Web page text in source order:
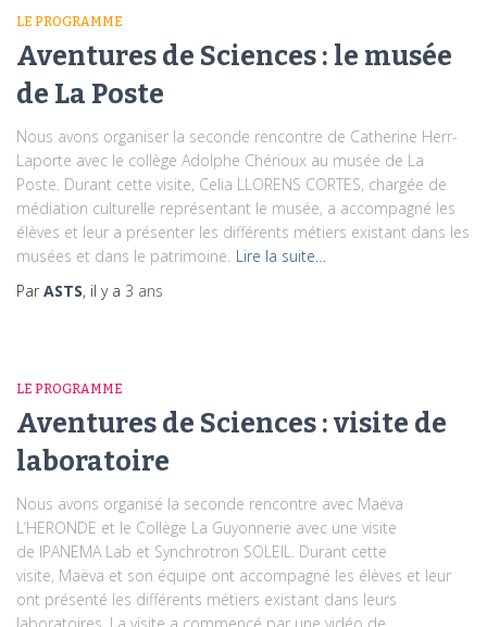
LE PROGRAMME
Aventures de Sciences : le musée
de La Poste
Nous avons organiser la seconde rencontre de Catherine Herr-
Laporte avec le collège Adolphe Chérioux au musée de La
Poste. Durant cette visite, Celia LLORENS CORTES, chargée de
médiation culturelle représentant le musée, a accompagné les
élèves et leur a présenter les différents métiers existant dans les
musées et dans le patrimoine. Lire la suite…
Par ASTS, il y a 3 ans
LE PROGRAMME
Aventures de Sciences : visite de
laboratoire
Nous avons organisé la seconde rencontre avec Maëva
L’HERONDE et le Collège La Guyonnerie avec une visite
de IPANEMA Lab et Synchrotron SOLEIL. Durant cette
visite, Maëva et son équipe ont accompagné les élèves et leur
ont présenté les différents métiers existant dans leurs